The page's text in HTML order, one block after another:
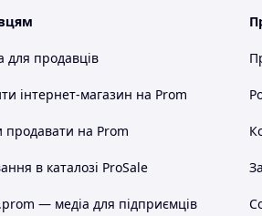
для продавців
інтернет-магазин на Prom
продавати на Prom
в каталозі ProSale
— медіа для підприємців